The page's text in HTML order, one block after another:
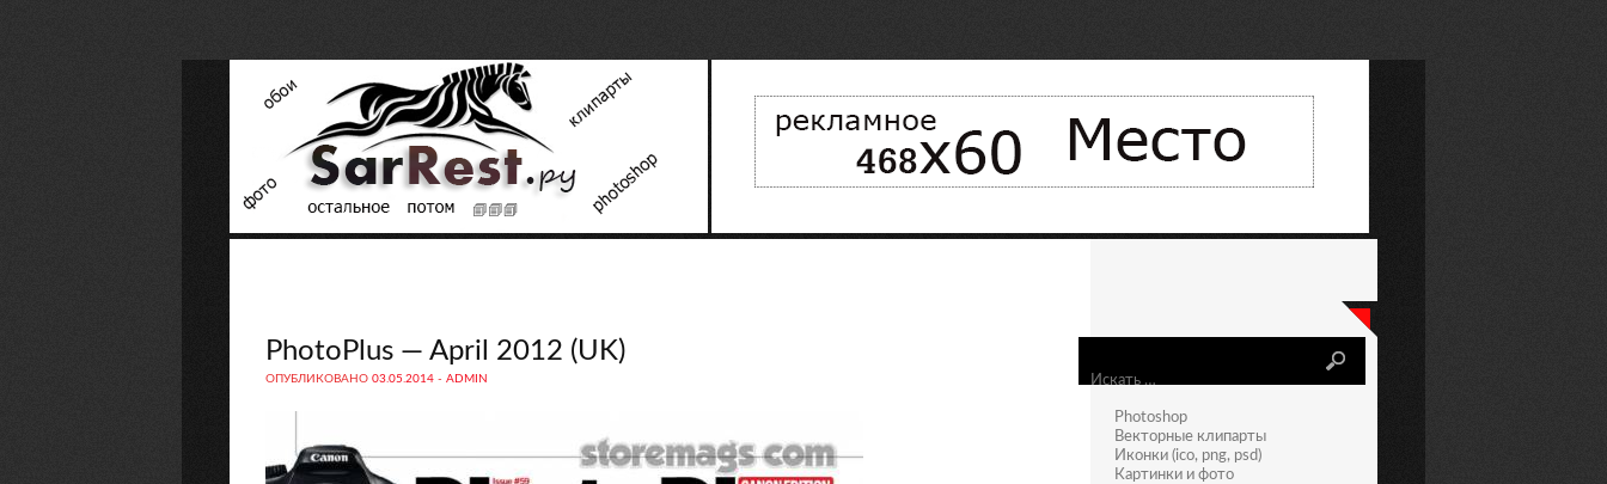
PhotoPlus — April 2012 (UK)
ОПУБЛИКОВАНО 03.05.2014 - ADMIN
Photoshop
Векторные клипарты
Иконки (ico, png, psd)
Картинки и фото